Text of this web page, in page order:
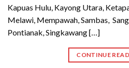
Kapuas Hulu, Kayong Utara,
Melawi, Mempawah, Sambas,
Pontianak, Singkawang […]
CONTINUE